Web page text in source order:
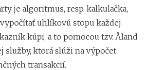
je algoritmus, resp. kalkulačka,
uhlíkovú stopu každej
kúpi, a to pomocou tzv. Åland
služby, ktorá slúži na výpočet
transakcií.